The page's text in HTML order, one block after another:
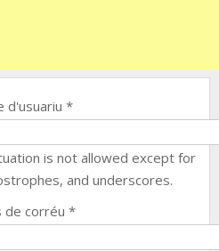
d'usuariu *
is not allowed except for
and underscores.
de corréu *